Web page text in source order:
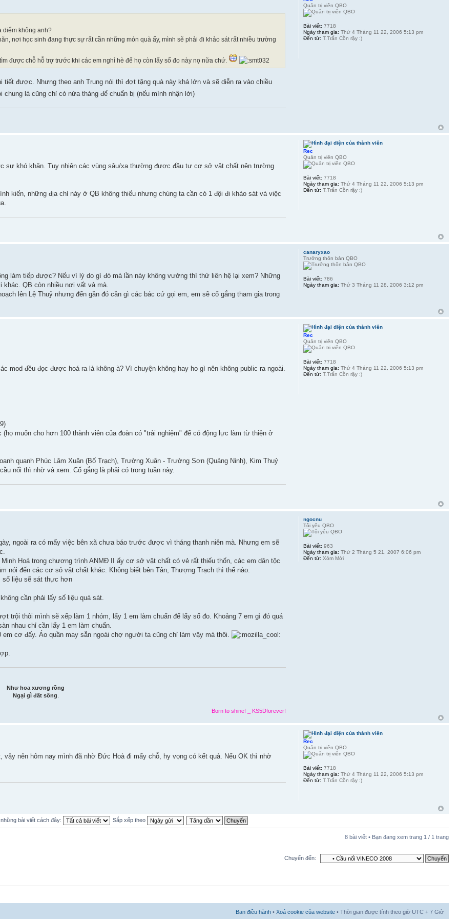
diểm không anh?
nơi học sinh đang thực sự rất cần những món quà ấy, mình sẽ phải đi khảo sát rất nhiều trường
được chỗ hỗ trợ trước khi các em nghỉ hè để họ còn lấy số đo này nọ nữa chứ.
được. Nhưng theo anh Trung nói thì đợt tặng quà này khá lớn và sẽ diễn ra vào chiều
chung là cũng chỉ có nửa tháng để chuẩn bị (nếu mình nhận lời)
Quản trị viên QBO
Bài viết: 7718
Ngày tham gia: Thứ 4 Tháng 11 22, 2006 5:13 pm
Đến từ: T.Trấn Cồn rậy :)
sự khó khăn. Tuy nhiên các vùng sâu/xa thường được đầu tư cơ sở vật chất nên trường
kiến, những địa chỉ này ở QB không thiếu nhưng chúng ta cần có 1 đội đi khảo sát và việc
Rec
Quản trị viên QBO
Bài viết: 7718
Ngày tham gia: Thứ 4 Tháng 11 22, 2006 5:13 pm
Đến từ: T.Trấn Cồn rậy :)
làm tiếp được? Nếu vì lý do gì đó mà lần này không vướng thì thử liên hệ lại xem? Những
QB còn nhiều nơi vất vả mà.
lên Lệ Thuỷ nhưng đến gần đó cần gì các bác cứ gọi em, em sẽ cố gắng tham gia trong
canaryxao
Trưởng thôn bản QBO
Bài viết: 786
Ngày tham gia: Thứ 3 Tháng 11 28, 2006 3:12 pm
đều đọc được hoá ra là không à? Vì chuyện không hay ho gì nên không public ra ngoài.
muốn cho hơn 100 thành viên của đoàn có "trải nghiệm" để có động lực làm từ thiện ở
quanh Phúc Lâm Xuân (Bố Trạch), Trường Xuân - Trường Sơn (Quảng Ninh), Kim Thuỷ
nối thì nhờ vả xem. Cố gắng là phải có trong tuần này.
Rec
Quản trị viên QBO
Bài viết: 7718
Ngày tham gia: Thứ 4 Tháng 11 22, 2006 5:13 pm
Đến từ: T.Trấn Cồn rậy :)
ngoài ra có mấy việc bên xã chưa báo trước được vì tháng thanh niên mà. Nhưng em sẽ
Hoá trong chương trình ANMĐ II ấy cơ sở vật chất có vẻ rất thiếu thốn, các em dân tộc
nói đến các cơ sỏ vật chất khác. Không biết bên Tân, Thượng Trạch thì thế nào.
số liệu sẽ sát thực hơn
cần phải lấy số liệu quá sát.
trội thôi mình sẽ xếp làm 1 nhóm, lấy 1 em làm chuẩn để lấy số đo. Khoảng 7 em gì đó quá
nhau chỉ cần lấy 1 em làm chuẩn.
cơ đấy. Áo quần may sẵn ngoài chợ người ta cũng chỉ làm vậy mà thôi.
Như hoa xương rồng
Ngại gì đất sống
Born to shine! _ KS5Dforever!
ngocnu
Tôi yêu QBO
Bài viết: 963
Ngày tham gia: Thứ 2 Tháng 5 21, 2007 6:06 pm
Đến từ: Xóm Mới
nên hôm nay mình đã nhờ Đức Hoà đi mấy chỗ, hy vọng có kết quả. Nếu OK thì nhờ
Rec
Quản trị viên QBO
Bài viết: 7718
Ngày tham gia: Thứ 4 Tháng 11 22, 2006 5:13 pm
Đến từ: T.Trấn Cồn rậy :)
bài viết cách đây: Sắp xếp theo
8 bài viết • Bạn đang xem trang 1 / 1 trang
Chuyển đến:
Ban điều hành • Xoá cookie của website • Thời gian được tính theo giờ UTC + 7 Giờ